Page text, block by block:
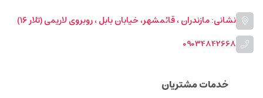
نشانی: مازندران ، قائمشهر، خیابان بابل ، روبروی لاریمی (تلار ۱۶)
09034842668
خدمات مشتریان